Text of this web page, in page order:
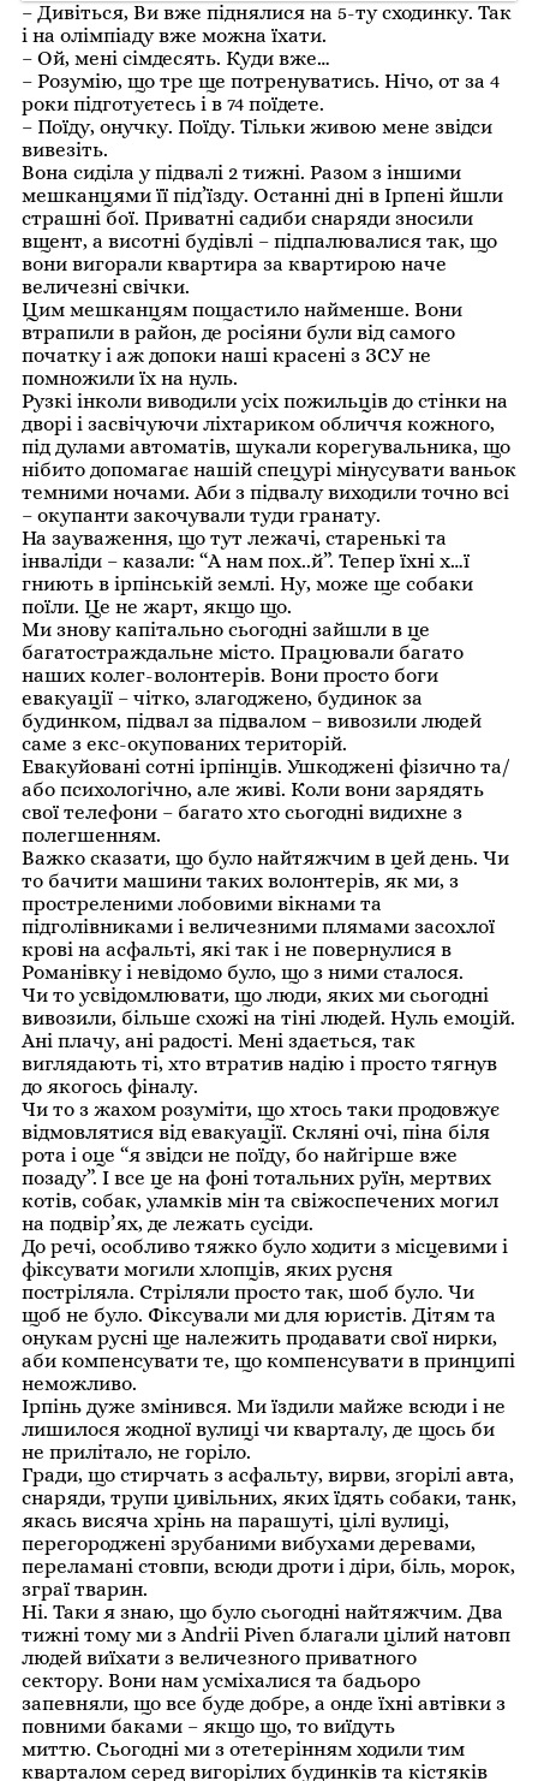
– Дивіться, Ви вже піднялися на 5-ту сходинку. Так
і на олімпіаду вже можна їхати.
– Ой, мені сімдесять. Куди вже…
– Розумію, що тре ще потренуватись. Нічо, от за 4
роки підготуєтесь і в 74 поїдете.
– Поїду, онучку. Поїду. Тільки живою мене звідси
вивезіть.
Вона сиділа у підвалі 2 тижні. Разом з іншими
мешканцями її під’їзду. Останні дні в Ірпені йшли
страшні бої. Приватні садиби снаряди зносили
вщент, а висотні будівлі – підпалювалися так, що
вони вигорали квартира за квартирою наче
величезні свічки.
Цим мешканцям пощастило найменше. Вони
втрапили в район, де росіяни були від самого
початку і аж допоки наші красені з ЗСУ не
помножили їх на нуль.
Рузкі інколи виводили усіх пожильців до стінки на
дворі і засвічуючи ліхтариком обличчя кожного,
під дулами автоматів, шукали корегувальника, що
нібито допомагає нашій спецурі мінусувати ваньок
темними ночами. Аби з підвалу виходили точно всі
– окупанти закочували туди гранату.
На зауваження, що тут лежачі, старенькі та
інваліди – казали: “А нам пох..й”. Тепер їхні х…ї
гниють в ірпінській землі. Ну, може ще собаки
поїли. Це не жарт, якщо що.
Ми знову капітально сьогодні зайшли в це
багатостраждальне місто. Працювали багато
наших колег-волонтерів. Вони просто боги
евакуації – чітко, злагоджено, будинок за
будинком, підвал за підвалом – вивозили людей
саме з екс-окупованих територій.
Евакуйовані сотні ірпінців. Ушкоджені фізично та/
або психологічно, але живі. Коли вони зарядять
свої телефони – багато хто сьогодні видихне з
полегшенням.
Важко сказати, що було найтяжчим в цей день. Чи
то бачити машини таких волонтерів, як ми, з
простреленими лобовими вікнами та
підголівниками і величезними плямами засохлої
крові на асфальті, які так і не повернулися в
Романівку і невідомо було, що з ними сталося.
Чи то усвідомлювати, що люди, яких ми сьогодні
вивозили, більше схожі на тіні людей. Нуль емоцій.
Ані плачу, ані радості. Мені здається, так
виглядають ті, хто втратив надію і просто тягнув
до якогось фіналу.
Чи то з жахом розуміти, що хтось таки продовжує
відмовлятися від евакуації. Скляні очі, піна біля
рота і оце “я звідси не поїду, бо найгірше вже
позаду”. І все це на фоні тотальних руїн, мертвих
котів, собак, уламків мін та свіжоспечених могил
на подвір’ях, де лежать сусіди.
До речі, особливо тяжко було ходити з місцевими і
фіксувати могили хлопців, яких русня
постріляла. Стріляли просто так, шоб було. Чи
щоб не було. Фіксували ми для юристів. Дітям та
онукам русні ще належить продавати свої нирки,
аби компенсувати те, що компенсувати в принципі
неможливо.
Ірпінь дуже змінився. Ми їздили майже всюди і не
лишилося жодної вулиці чи кварталу, де щось би
не прилітало, не горіло.
Гради, що стирчать з асфальту, вирви, згорілі авта,
снаряди, трупи цивільних, яких їдять собаки, танк,
якась висяча хрінь на парашуті, цілі вулиці,
перегороджені зрубаними вибухами деревами,
переламані стовпи, всюди дроти і діри, біль, морок,
зграї тварин.
Ні. Таки я знаю, що було сьогодні найтяжчим. Два
тижні тому ми зAndrii Piven благали цілий натовп
людей виїхати з величезного приватного
сектору. Вони нам усміхалися та бадьоро
запевняли, що все буде добре, а онде їхні автівки з
повними баками – якщо що, то виїдуть
миттю. Сьогодні ми з отетерінням ходили тим
кварталом серед вигорілих будинків та кістяків